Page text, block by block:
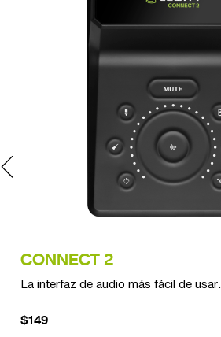
CONNECT 2
La interfaz de audio más fácil de usar.
$149